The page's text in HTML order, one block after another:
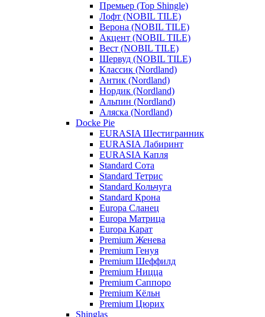
Премьер (Top Shingle)
Лофт (NOBIL TILE)
Верона (NOBIL TILE)
Акцент (NOBIL TILE)
Вест (NOBIL TILE)
Шервуд (NOBIL TILE)
Классик (Nordland)
Антик (Nordland)
Нордик (Nordland)
Альпин (Nordland)
Аляска (Nordland)
Docke Pie
EURASIA Шестигранник
EURASIA Лабиринт
EURASIA Капля
Standard Сота
Standard Тетрис
Standard Кольчуга
Standard Крона
Europa Сланец
Europa Матрица
Europa Карат
Premium Женева
Premium Генуя
Premium Шеффилд
Premium Ницца
Premium Саппоро
Premium Кёльн
Premium Цюрих
Shinglas